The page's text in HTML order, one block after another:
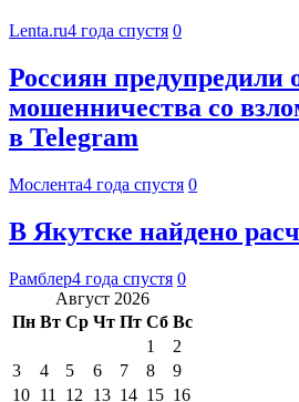
Lenta.ru4 года спустя 0
Россиян предупредили
мошенничества со
в Telegram
Мослента4 года спустя 0
В Якутске найдено
Рамблер4 года спустя 0
Август 2026
Пн Вт Ср Чт Пт Сб Вс
1
2
3
4 5 6 7 8
9
10 11 12 13 14 15 16